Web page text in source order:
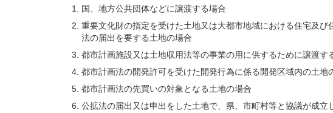
国、地方公共団体などに譲渡する場合
重要文化財の指定を受けた土地又は大都市地域における住宅及び
法の届出を要する土地の場合
都市計画施設又は土地収用法等の事業の用に供するために譲渡す
都市計画法の開発許可を受けた開発行為に係る開発区域内の土地
都市計画法の先買いの対象となる土地の場合
公拡法の届出又は申出をした土地で、県、市町村等と協議が成立